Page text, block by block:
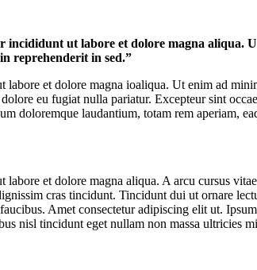
incididunt ut labore et dolore magna aliqua.
reprehenderit in sed.”
et dolore magna ioaliqua. Ut enim ad
eu fugiat nulla pariatur. Excepteur sint
doloremque laudantium, totam rem aperiam,
et dolore magna aliqua. A arcu cursus
cras tincidunt. Tincidunt dui ut ornare
Amet consectetur adipiscing elit ut.
nisl tincidunt eget nullam non massa ultricies